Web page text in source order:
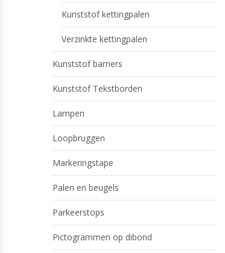
Kunststof kettingpalen
Verzinkte kettingpalen
Kunststof barriers
Kunststof Tekstborden
Lampen
Loopbruggen
Markeringstape
Palen en beugels
Parkeerstops
Pictogrammen op dibond